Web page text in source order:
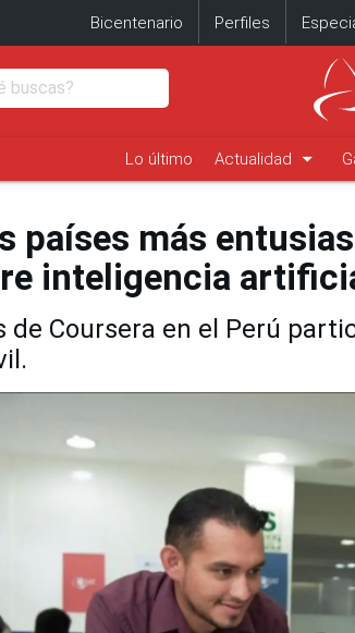
Bicentenario Perfiles
Lo último Actualidad arrow_drop_down
países más
inteligencia
de Coursera en el Perú